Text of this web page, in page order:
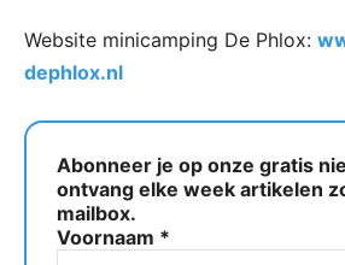
Website minicamping De Phlox:
dephlox.nl
Abonneer je op onze gratis
ontvang elke week artikelen
mailbox.
Voornaam *